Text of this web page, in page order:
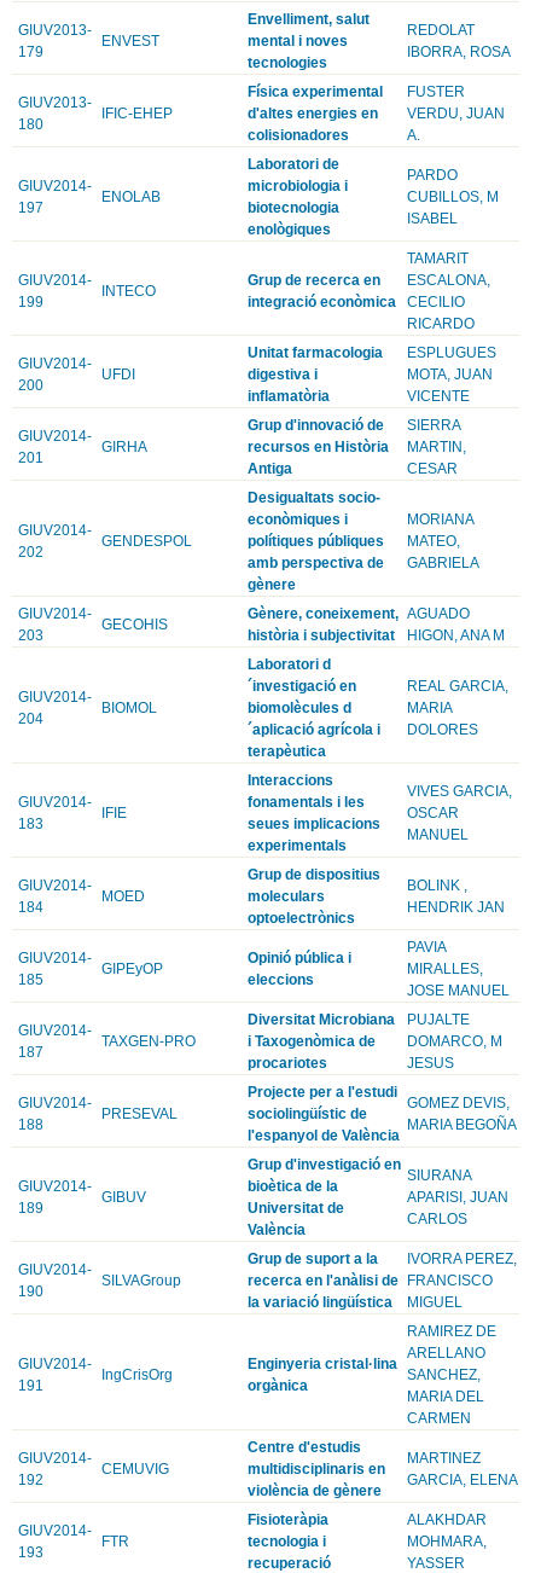
GIUV2013-
179
ENVEST
Envelliment, salut
mental i noves
tecnologies
REDOLAT
IBORRA, ROSA
GIUV2013-
180
IFIC-EHEP
Física experimental
d'altes energies en
colisionadores
FUSTER
VERDU, JUAN
A.
GIUV2014-
197
ENOLAB
Laboratori de
microbiologia i
biotecnologia
enològiques
PARDO
CUBILLOS, M
ISABEL
GIUV2014-
199
INTECO
Grup de recerca en
integració econòmica
TAMARIT
ESCALONA,
CECILIO
RICARDO
GIUV2014-
200
UFDI
Unitat farmacologia
digestiva i
inflamatòria
ESPLUGUES
MOTA, JUAN
VICENTE
GIUV2014-
201
GIRHA
Grup d'innovació de
recursos en Història
Antiga
SIERRA
MARTIN,
CESAR
GIUV2014-
202
GENDESPOL
Desigualtats socio-
econòmiques i
polítiques públiques
amb perspectiva de
gènere
MORIANA
MATEO,
GABRIELA
GIUV2014-
203
GECOHIS
Gènere, coneixement,
història i subjectivitat
AGUADO
HIGON, ANA M
GIUV2014-
204
BIOMOL
Laboratori d
´investigació en
biomolècules d
´aplicació agrícola i
terapèutica
REAL GARCIA,
MARIA
DOLORES
GIUV2014-
183
IFIE
Interaccions
fonamentals i les
seues implicacions
experimentals
VIVES GARCIA,
OSCAR
MANUEL
GIUV2014-
184
MOED
Grup de dispositius
moleculars
optoelectrònics
BOLINK ,
HENDRIK JAN
GIUV2014-
185
GIPEyOP
Opinió pública i
eleccions
PAVIA
MIRALLES,
JOSE MANUEL
GIUV2014-
187
TAXGEN-PRO
Diversitat Microbiana
i Taxogenòmica de
procariotes
PUJALTE
DOMARCO, M
JESUS
GIUV2014-
188
PRESEVAL
Projecte per a l'estudi
sociolingüístic de
l'espanyol de València
GOMEZ DEVIS,
MARIA BEGOÑA
GIUV2014-
189
GIBUV
Grup d'investigació en
bioètica de la
Universitat de
València
SIURANA
APARISI, JUAN
CARLOS
GIUV2014-
190
SILVAGroup
Grup de suport a la
recerca en l'anàlisi de
la variació lingüística
IVORRA PEREZ,
FRANCISCO
MIGUEL
GIUV2014-
191
IngCrisOrg
Enginyeria cristal·lina
orgànica
RAMIREZ DE
ARELLANO
SANCHEZ,
MARIA DEL
CARMEN
GIUV2014-
192
CEMUVIG
Centre d'estudis
multidisciplinaris en
violència de gènere
MARTINEZ
GARCIA, ELENA
GIUV2014-
193
FTR
Fisioteràpia
tecnologia i
recuperació
ALAKHDAR
MOHMARA,
YASSER